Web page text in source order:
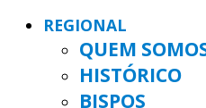
REGIONAL
QUEM
HISTÓRICO
BISPOS